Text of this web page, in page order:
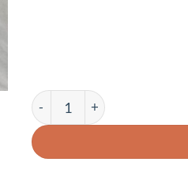
Lustiges Kissen Dogge Bob